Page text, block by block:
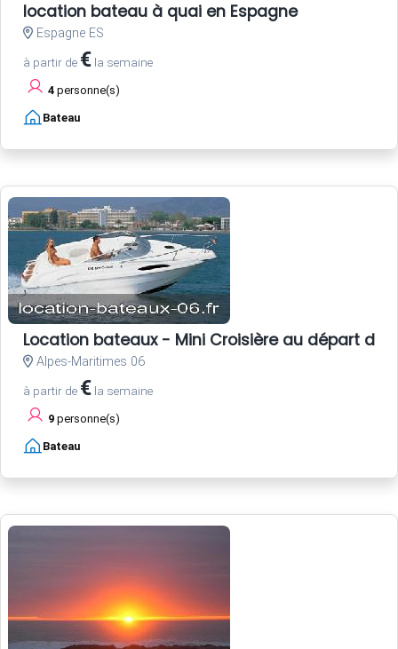
location bateau à quai en Espagne
Espagne ES
à partir de € la semaine
4 personne(s)
Bateau
Location bateaux - Mini Croisière au départ de
Alpes-Maritimes 06
à partir de € la semaine
9 personne(s)
Bateau